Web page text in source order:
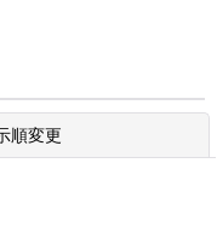
あんパンにホ
順変更